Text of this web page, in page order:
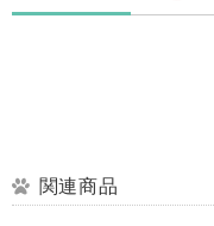
関連商品